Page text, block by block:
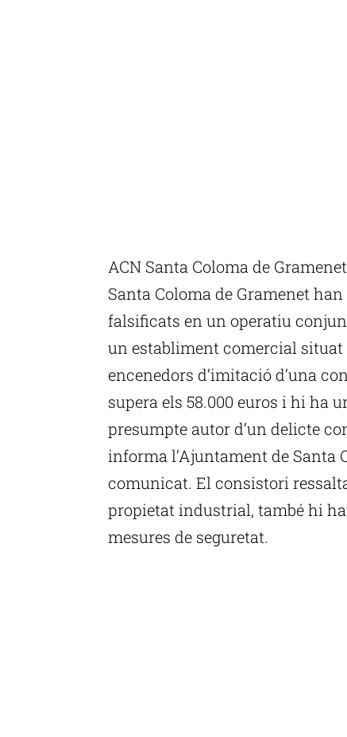
ACN Santa Coloma de
Santa Coloma de Gramenet
falsificats en un operatiu
un establiment comercial
encenedors d’imitació d’una
supera els 58.000 euros i hi ha
presumpte autor d’un delicte
informa l’Ajuntament de Santa
comunicat. El consistori
propietat industrial, també hi
mesures de seguretat.